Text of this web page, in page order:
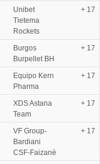
Unibet
Tietema
Rockets
+ 17
Burgos
Burpellet BH
+ 17
Equipo Kern
Pharma
+ 17
XDS Astana
Team
+ 17
VF Group-
Bardiani
CSF-Faizanè
+ 17